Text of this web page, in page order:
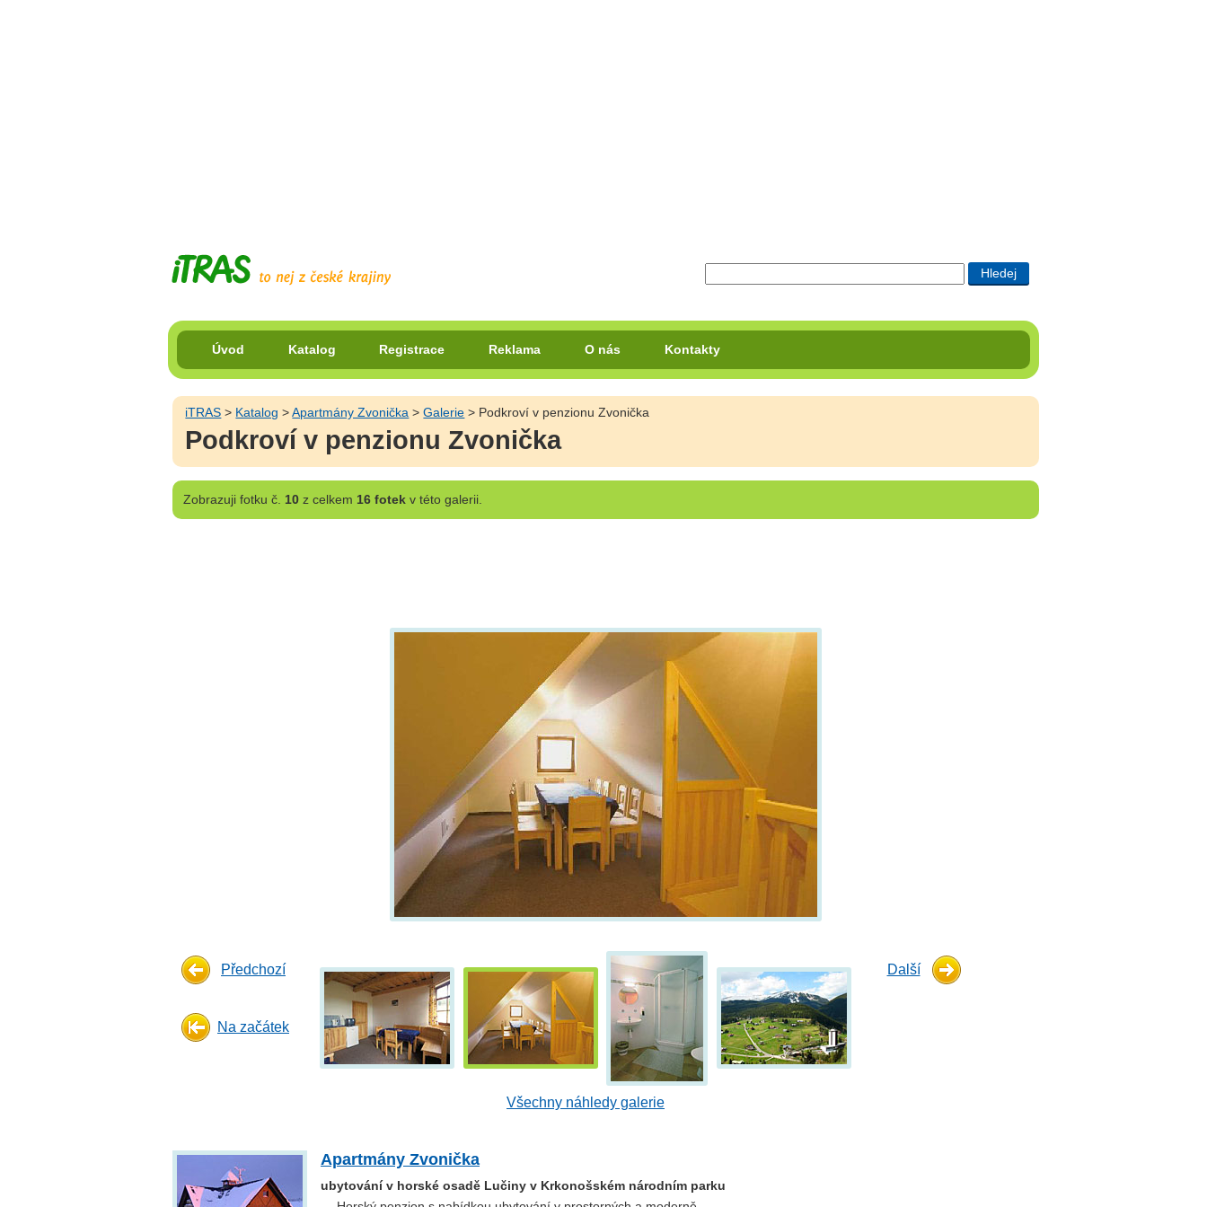
Úvod Katalog Registrace Reklama O nás Kontakty
iTRAS > Katalog >Apartmány Zvonička >Galerie > Podkroví v penzionu Zvonička
Podkroví v penzionu Zvonička
Zobrazujifotku č. 10z celkem 16 fotekv této galerii.
Předchozí
Na začátek
Všechny náhledy galerie
Další
Apartmány Zvonička
ubytování v horské osadě Lučiny v Krkonošském národním parku